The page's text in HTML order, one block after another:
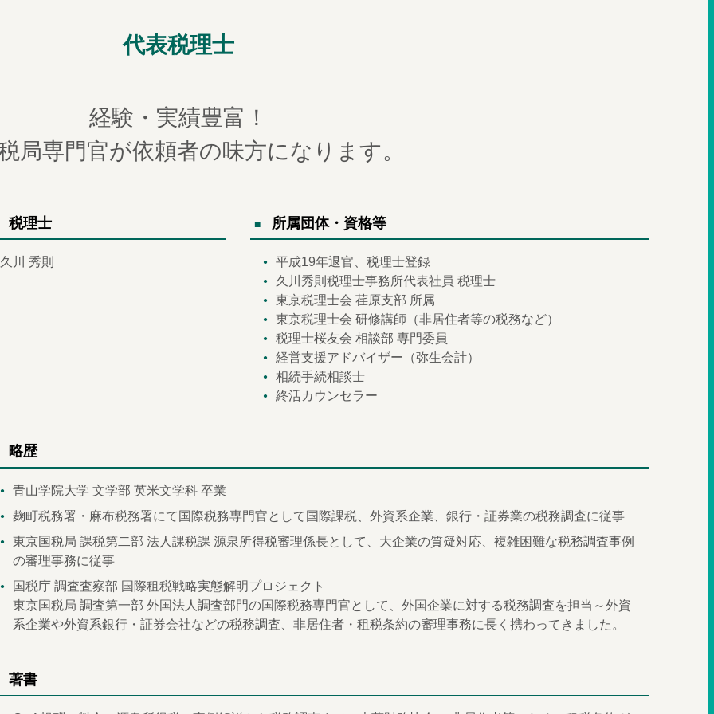
代表税理士
経験・実績豊富！
局専門官が依頼者の味方になります。
税理士
久川 秀則
所属団体・資格等
平成19年退官、税理士登録
久川秀則税理士事務所代表社員 税理士
東京税理士会 荏原支部 所属
東京税理士会 研修講師（非居住者等の税務など）
税理士桜友会 相談部 専門委員
経営支援アドバイザー（弥生会計）
相続手続相談士
終活カウンセラー
略歴
青山学院大学 文学部 英米文学科 卒業
麹町税務署・麻布税務署にて国際税務専門官として国際課税、外資系企業、銀行・証券業の税務調査に従事
東京国税局 課税第二部 法人課税課 源泉所得税審理係長として、大企業の質疑対応、複雑困難な税務調査事例
の審理事務に従事
国税庁 調査査察部 国際租税戦略実態解明プロジェクト
東京国税局 調査第一部 外国法人調査部門の国際税務専門官として、外国企業に対する税務調査を担当～外資
系企業や外資系銀行・証券会社などの税務調査、非居住者・租税条約の審理事務に長く携わってきました。
著書